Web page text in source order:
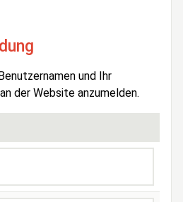
und Ihr
der Website anzumelden.